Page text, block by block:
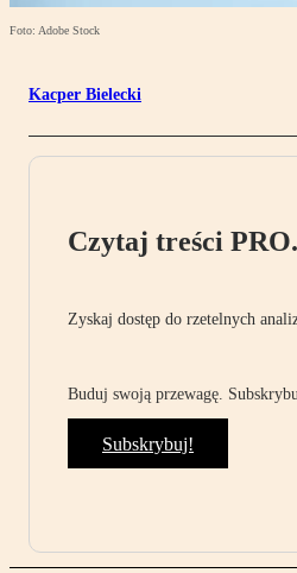
Foto: Adobe Stock
Kacper Bielecki
Czytaj treści
Zyskaj dostęp do rzetelnych
Buduj swoją przewagę.
Subskrybuj!